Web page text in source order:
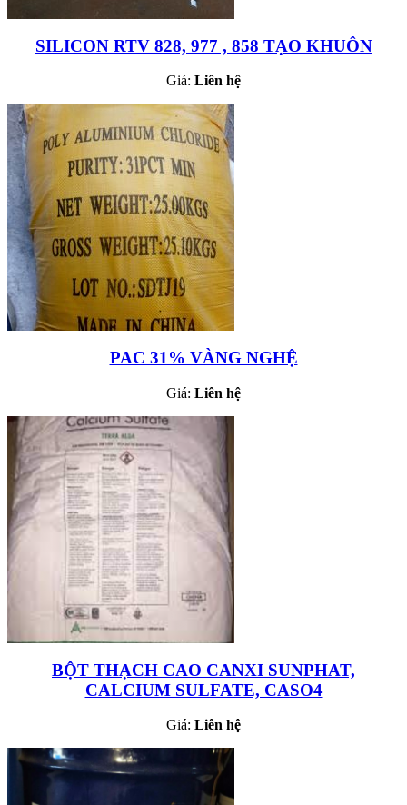
SILICON RTV 828, 977 , 858 TẠO KHUÔN
Giá: Liên hệ
PAC 31% VÀNG NGHỆ
Giá: Liên hệ
BỘT THẠCH CAO CANXI SUNPHAT,
CALCIUM SULFATE, CASO4
Giá: Liên hệ